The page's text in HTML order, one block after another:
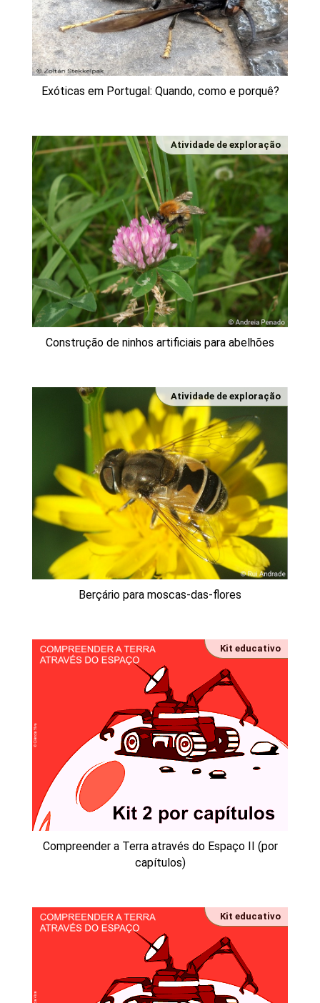
Exóticas em Portugal: Quando, como e porquê?
Construção de ninhos artificiais para abelhões
Atividade de exploração
Berçário para moscas-das-flores
Atividade de exploração
Compreender a Terra através do Espaço II (por
capítulos)
Kit educativo
Kit educativo